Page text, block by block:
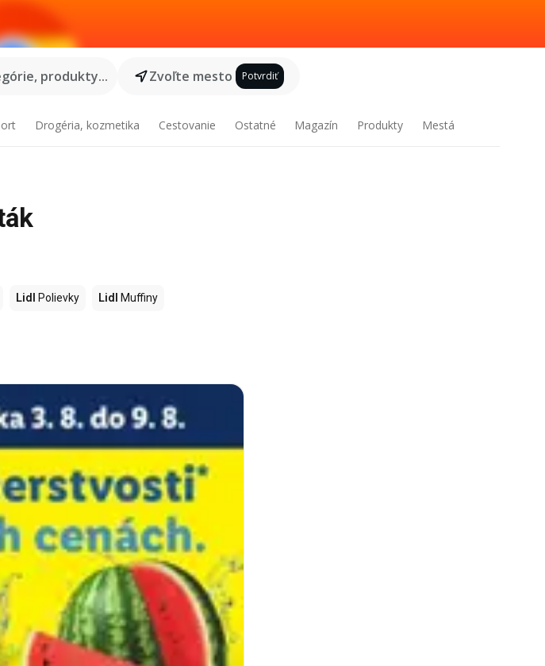
produkty...
Zvoľte mesto Potvrdiť
Drogéria, kozmetika Cestovanie Ostatné Magazín Produkty Mestá
Lidl Polievky Lidl Muffiny